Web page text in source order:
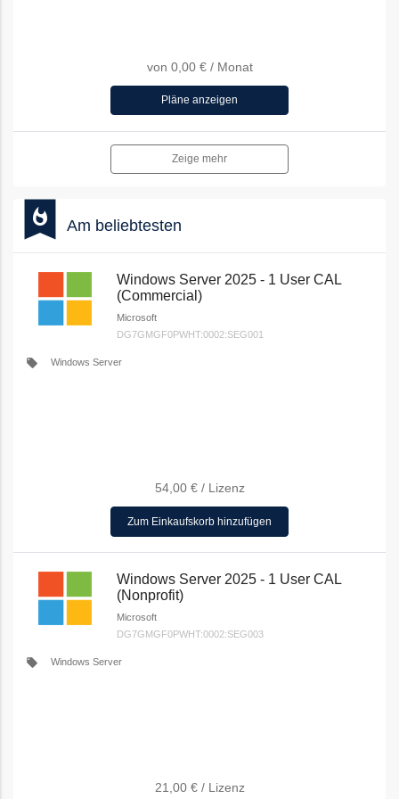
von 0,00 € / Monat
Pläne anzeigen
Zeige mehr
bookmark
whatshot Am beliebtesten
Windows Server 2025 - 1 User CAL
(Commercial)
Microsoft
DG7GMGF0PWHT:0002:SEG001
local_offer Windows Server
54,00 € / Lizenz
Zum Einkaufskorb hinzufügen
Windows Server 2025 - 1 User CAL
(Nonprofit)
Microsoft
DG7GMGF0PWHT:0002:SEG003
local_offer Windows Server
21,00 € / Lizenz